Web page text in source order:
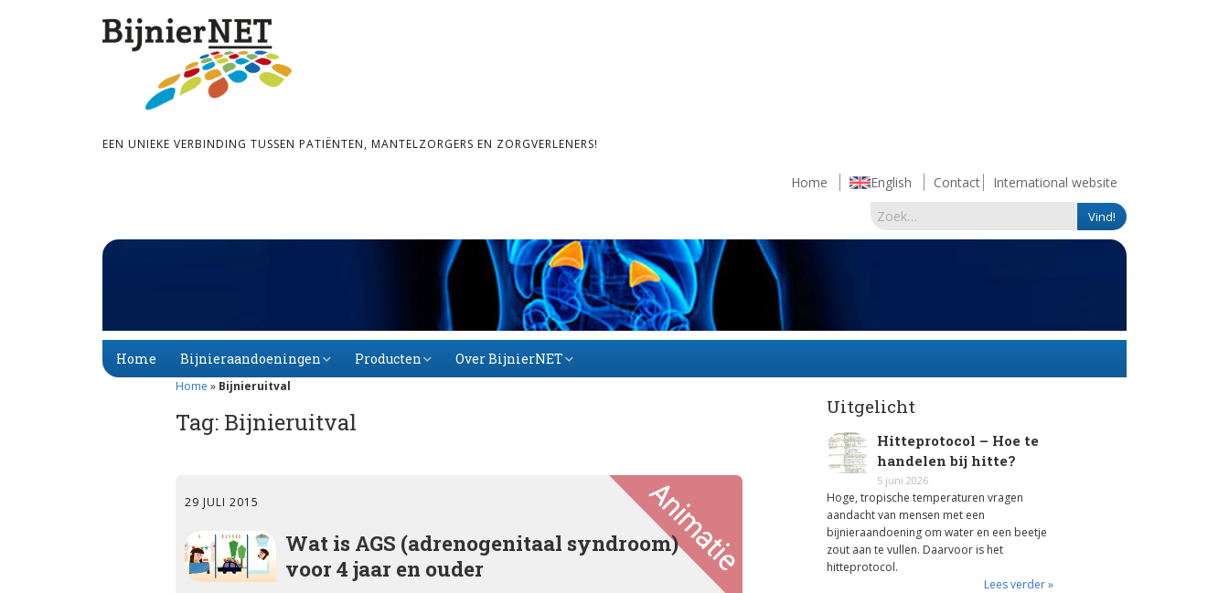
EEN UNIEKE VERBINDING TUSSEN PATIËNTEN, MANTELZORGERS EN ZORGVERLENERS!
Home English Contact International website
Home Bijnieraandoeningen
ciën­­tie
bijnierschorsinsufficië
ntie
Steroïd geïnduceerde
bijnierschorsinsufficië
Adrenogenitaal
Primair
hyperaldosteronisme
Producten
Blog
Dossier
Over BijnierNET
Fondsen en sponsoren
Jaarverslagen
Home » Bijnieruitval
Tag: Bijnieruitval
29 JULI 2015
Wat is AGS (adrenogenitaal syndroom)
voor 4 jaar en ouder
Uitgelicht
Hitteprotocol – Hoe te
handelen bij hitte?
5 juni 2026
Hoge, tropische temperaturen vragen
aandacht van mensen met een
bijnieraandoening om water en een beetje
zout aan te vullen. Daarvoor is het
hitteprotocol.
Lees verder »